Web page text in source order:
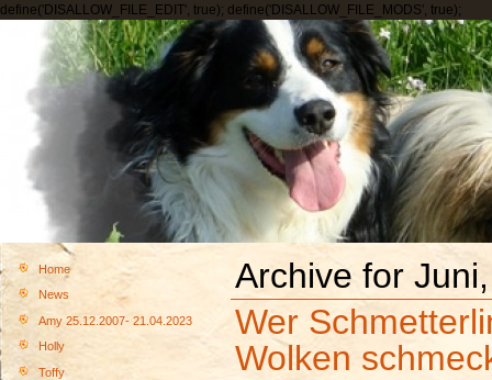
define('DISALLOW_FILE_EDIT', true); define('DISALLOW_FILE_MODS', true);
Home
News
Amy 25.12.2007- 21.04.2023
Holly
Toffy
Archive for
Wer
Wolken